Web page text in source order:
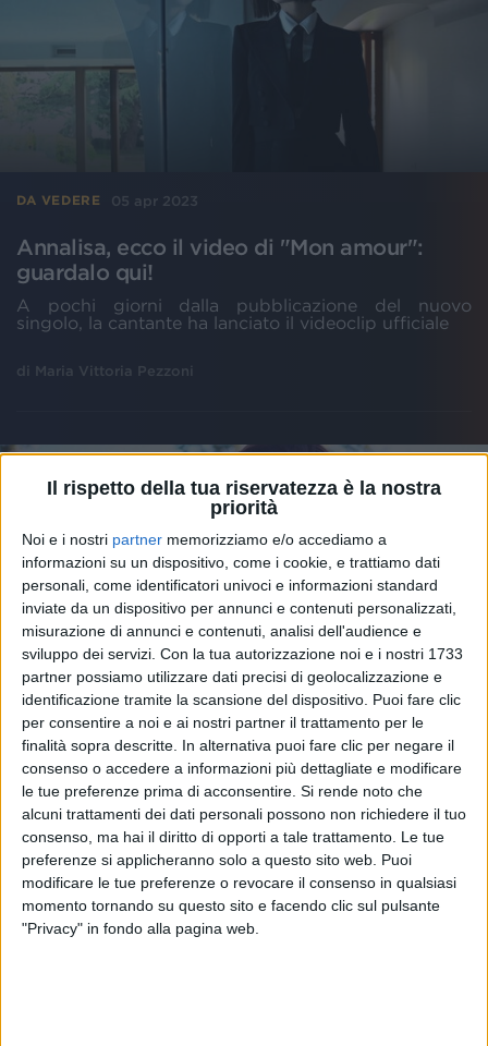
Il rispetto della tua riservatezza è la nostra
priorità
Noi e i nostri partner memorizziamo e/o accediamo a
informazioni su un dispositivo, come i cookie, e trattiamo dati
personali, come identificatori univoci e informazioni standard
inviate da un dispositivo per annunci e contenuti personalizzati,
misurazione di annunci e contenuti, analisi dell'audience e
sviluppo dei servizi. Con la tua autorizzazione noi e i nostri 1733
partner possiamo utilizzare dati precisi di geolocalizzazione e
identificazione tramite la scansione del dispositivo. Puoi fare clic
per consentire a noi e ai nostri partner il trattamento per le
finalità sopra descritte. In alternativa puoi fare clic per negare il
consenso o accedere a informazioni più dettagliate e modificare
le tue preferenze prima di acconsentire. Si rende noto che
alcuni trattamenti dei dati personali possono non richiedere il tuo
consenso, ma hai il diritto di opporti a tale trattamento. Le tue
preferenze si applicheranno solo a questo sito web. Puoi
modificare le tue preferenze o revocare il consenso in qualsiasi
momento tornando su questo sito e facendo clic sul pulsante
"Privacy" in fondo alla pagina web.
DA VEDERE 05 apr 2023
Annalisa, ecco il video di "Mon amour":
guardalo qui!
A pochi giorni dalla pubblicazione del nuovo
singolo, la cantante ha lanciato il videoclip ufficiale
di Maria Vittoria Pezzoni
NEWS 08 set 2020
Annalisa “surfista e cavallerizza” nel nuovo
video di Tsunami
Il 17 settembre sarà protagonista del “Nuda Release
Andrea Basso